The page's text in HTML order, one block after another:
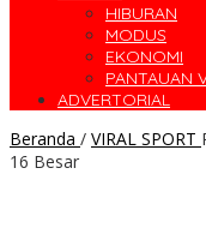
HIBURAN
MODUS
EKONOMI
PANTAUAN
ADVERTORIAL
Beranda / VIRAL SPORT
16 Besar